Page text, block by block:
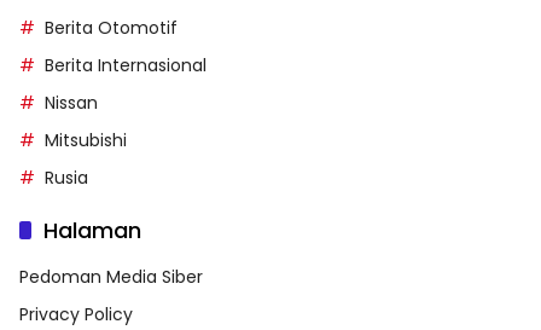
Berita Otomotif
Berita Internasional
Nissan
Mitsubishi
Rusia
Halaman
Pedoman Media Siber
Privacy Policy